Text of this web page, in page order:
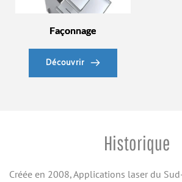
Façonnage
Découvrir
Historique
Créée en 2008, Applications laser du